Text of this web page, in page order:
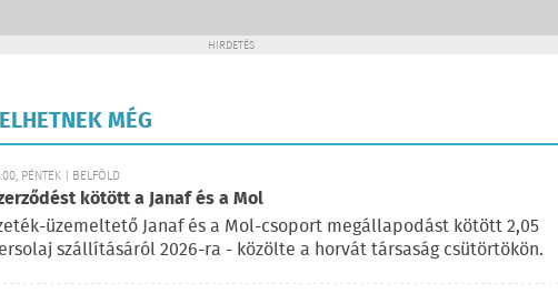
HIRDETÉS
MÉG
PÉNTEK | BELFÖLD
kötött a Janaf és a Mol
üzemeltető Janaf és a Mol-csoport megállapodást kötött 2,05
szállításáról 2026-ra - közölte a horvát társaság csütörtökön.